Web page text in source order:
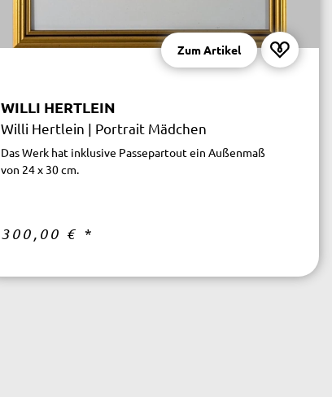
Zum Artikel
WILLI HERTLEIN
Willi Hertlein | Portrait Mädchen
Das Werk hat inklusive Passepartout ein Außenmaß
von 24 x 30 cm.
300,00 € *